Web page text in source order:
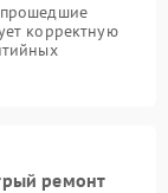
прошедшие
корректную
ремонт